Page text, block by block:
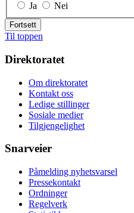
Ja
Nei
Fortsett
Til toppen
Direktoratet
Om direktoratet
Kontakt oss
Ledige stillinger
Sosiale medier
Tilgjengelighet
Snarveier
Påmelding nyhetsvarsel
Pressekontakt
Ordninger
Regelverk